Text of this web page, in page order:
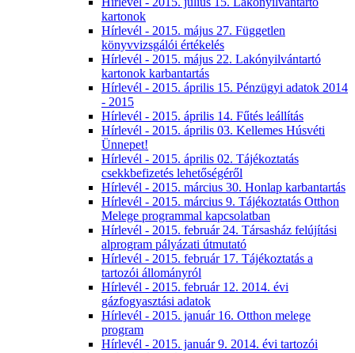
kartonok
Hírlevél - 2015. május 27. Független
könyvvizsgálói értékelés
Hírlevél - 2015. május 22. Lakónyilvántartó
kartonok karbantartás
Hírlevél - 2015. április 15. Pénzügyi adatok 2014
- 2015
Hírlevél - 2015. április 14. Fűtés leállítás
Hírlevél - 2015. április 03. Kellemes Húsvéti
Ünnepet!
Hírlevél - 2015. április 02. Tájékoztatás
csekkbefizetés lehetőségéről
Hírlevél - 2015. március 30. Honlap karbantartás
Hírlevél - 2015. március 9. Tájékoztatás Otthon
Melege programmal kapcsolatban
Hírlevél - 2015. február 24. Társasház felújítási
alprogram pályázati útmutató
Hírlevél - 2015. február 17. Tájékoztatás a
tartozói állományról
Hírlevél - 2015. február 12. 2014. évi
gázfogyasztási adatok
Hírlevél - 2015. január 16. Otthon melege
program
Hírlevél - 2015. január 9. 2014. évi tartozói